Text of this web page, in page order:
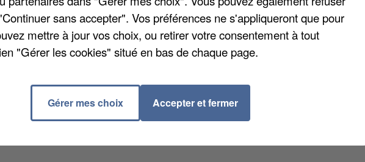
le moustique-tigre est « présent et actif » dans tous
des maladies tropicales. Un des meilleurs
sans accepter". Vos préférences ne s'appliqueront que pour
mettre à jour vos choix, ou retirer votre consentement à tout
"Gérer les cookies" situé en bas de chaque page.
Gérer mes choix Accepter et fermer